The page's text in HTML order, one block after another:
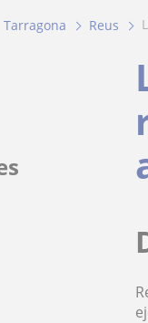
Tarragona Reus